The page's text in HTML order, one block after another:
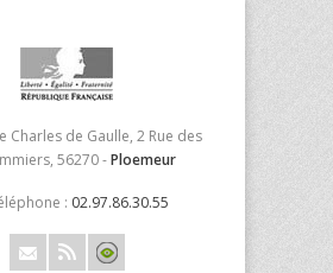
Charles de Gaulle, 2 Rue des
56270 -Ploemeur
: 02.97.86.30.55